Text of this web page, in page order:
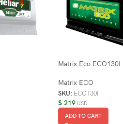
Matrix Eco ECO130I
Matrix ECO
SKU: ECO130I
$ 219 USD
ADD TO CART